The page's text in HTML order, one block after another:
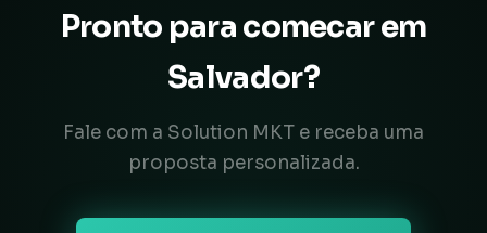
Pronto para comecar em
Salvador?
Fale com a Solution MKT e receba uma
proposta personalizada.